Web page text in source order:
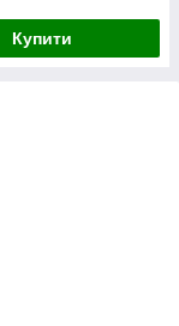
Купити